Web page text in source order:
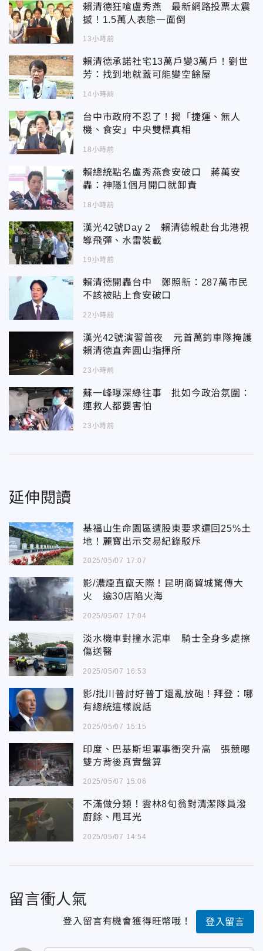
賴清德狂嗆盧秀燕 最新網路投票太震
撼！1.5萬人表態一面倒
13小時前
賴清德承諾社宅13萬戶變3萬戶！劉世
芳：找到地就蓋可能變空餘屋
14小時前
台中市政府不忍了！揭「捷運、無人
機、食安」中央雙標真相
18小時前
賴總統點名盧秀燕食安破口 蔣萬安
轟：神隱1個月開口就卸責
18小時前
漢光42號Day 2 賴清德親赴台北港視
導飛彈、水雷裝載
19小時前
賴清德開轟台中 鄭照新：287萬市民
不該被貼上食安破口
22小時前
漢光42號演習首夜 元首萬鈞車隊掩護
賴清德直奔圓山指揮所
23小時前
蘇一峰曝深綠往事 批如今政治氛圍：
連救人都要害怕
23小時前
延伸閱讀
基福山生命園區遭股東要求還回25%土
地！麗寶出示交易紀錄駁斥
2025/05/07 17:07
影/濃煙直竄天際！昆明商貿城驚傳大
火 逾30店陷火海
2025/05/07 17:04
淡水機車對撞水泥車 騎士全身多處擦
傷送醫
2025/05/07 16:53
影/批川普討好普丁還亂放砲！拜登：哪
有總統這樣說話
2025/05/07 15:15
印度、巴基斯坦軍事衝突升高 張競曝
雙方背後真實盤算
2025/05/07 15:06
不滿做分類！雲林8旬翁對清潔隊員潑
廚餘、甩耳光
2025/05/07 14:54
留言衝人氣
登入留言有機會獲得旺幣哦！ 登入留言